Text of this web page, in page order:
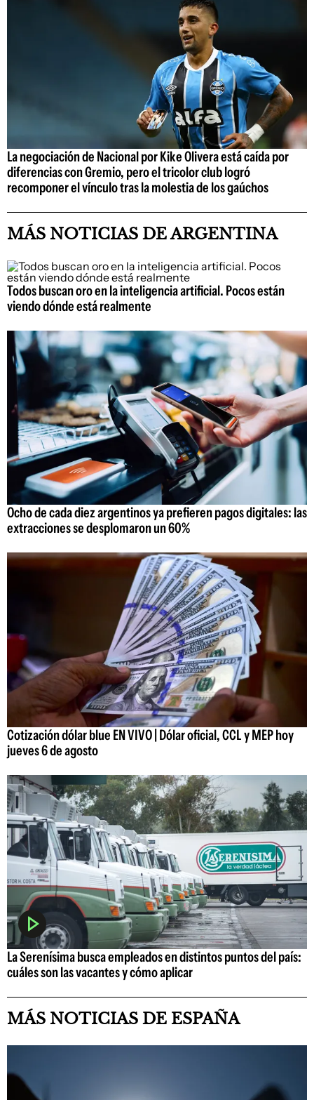
La negociación de Nacional por Kike Olivera está caída por
diferencias con Gremio, pero el tricolor club logró
recomponer el vínculo tras la molestia de los gaúchos
MÁS NOTICIAS DE ARGENTINA
Todos buscan oro en la inteligencia artificial. Pocos están
viendo dónde está realmente
Ocho de cada diez argentinos ya prefieren pagos digitales: las
extracciones se desplomaron un 60%
Cotización dólar blue EN VIVO | Dólar oficial, CCL y MEP hoy
jueves 6 de agosto
La Serenísima busca empleados en distintos puntos del país:
cuáles son las vacantes y cómo aplicar
MÁS NOTICIAS DE ESPAÑA